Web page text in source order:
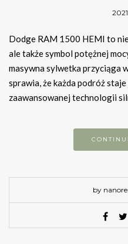
Dodge RAM 1500 HEMI to
ale także symbol potężnej
masywna sylwetka przyciąga
sprawia, że każda podróż
zaawansowanej technologii
by